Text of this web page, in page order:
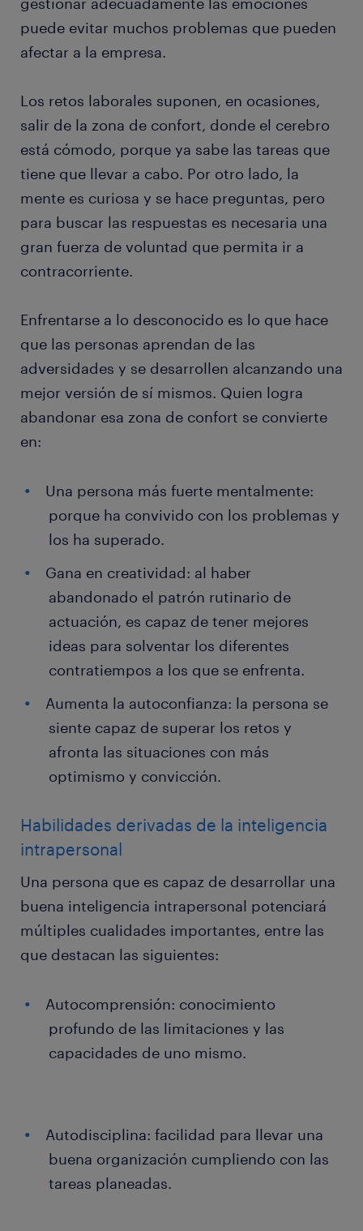
puede evitar muchos problemas que pueden
afectar a la empresa.
Los retos laborales suponen, en ocasiones,
salir de la zona de confort, donde el cerebro
está cómodo, porque ya sabe las tareas que
tiene que llevar a cabo. Por otro lado, la
mente es curiosa y se hace preguntas, pero
para buscar las respuestas es necesaria una
gran fuerza de voluntad que permita ir a
contracorriente.
Enfrentarse a lo desconocido es lo que hace
que las personas aprendan de las
adversidades y se desarrollen alcanzando una
mejor versión de sí mismos. Quien logra
abandonar esa zona de confort se convierte
en:
Una persona más fuerte mentalmente:
porque ha convivido con los problemas y
los ha superado.
Gana en creatividad: al haber
abandonado el patrón rutinario de
actuación, es capaz de tener mejores
ideas para solventar los diferentes
contratiempos a los que se enfrenta.
Aumenta la autoconfianza: la persona se
siente capaz de superar los retos y
afronta las situaciones con más
optimismo y convicción.
Habilidades derivadas de la inteligencia
intrapersonal
Una persona que es capaz de desarrollar una
buena inteligencia intrapersonal potenciará
múltiples cualidades importantes, entre las
que destacan las siguientes:
Autocomprensión: conocimiento
profundo de las limitaciones y las
capacidades de uno mismo.
Autodisciplina: facilidad para llevar una
buena organización cumpliendo con las
tareas planeadas.